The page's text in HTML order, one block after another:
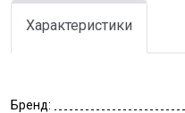
Характеристики
Бренд: